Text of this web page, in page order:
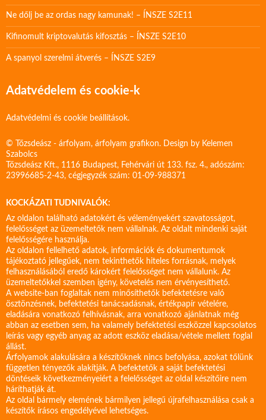
Ne dőlj be az ordas nagy kamunak! – ÍNSZE S2E11
Kifinomult kriptovalutás kifosztás – ÍNSZE S2E10
A spanyol szerelmi átverés – ÍNSZE S2E9
Adatvédelem és cookie-k
Adatvédelmi és cookie beállítások.
© Tőzsdeász - árfolyam, árfolyam grafikon. Design by Kelemen
Szabolcs
Tőzsdeász Kft., 1116 Budapest, Fehérvári út 133. fsz. 4., adószám:
23996685-2-43, cégjegyzék szám: 01-09-988371
KOCKÁZATI TUDNIVALÓK:
Az oldalon található adatokért és véleményekért szavatosságot,
felelősséget az üzemeltetők nem vállalnak. Az oldalt mindenki saját
felelősségére használja.
Az oldalon fellelhető adatok, információk és dokumentumok
tájékoztató jellegűek, nem tekinthetők hiteles forrásnak, melyek
felhasználásából eredő károkért felelősséget nem vállalunk. Az
üzemeltetőkkel szemben igény, követelés nem érvényesíthető.
A website-ban foglaltak nem minősíthetők befektetésre való
ösztönzésnek, befektetési tanácsadásnak, értékpapír vételére,
eladására vonatkozó felhívásnak, arra vonatkozó ajánlatnak még
abban az esetben sem, ha valamely befektetési eszközzel kapcsolatos
leírás vagy egyéb anyag az adott eszköz eladása/vétele mellett foglal
állást.
Árfolyamok alakulására a készítőknek nincs befolyása, azokat tőlünk
független tényezők alakítják. A befektetők a saját befektetési
döntéseik következményeiért a felelősséget az oldal készítőire nem
háríthatják át.
Az oldal bármely elemének bármilyen jellegű újrafelhasználása csak a
készítők írásos engedélyével lehetséges.